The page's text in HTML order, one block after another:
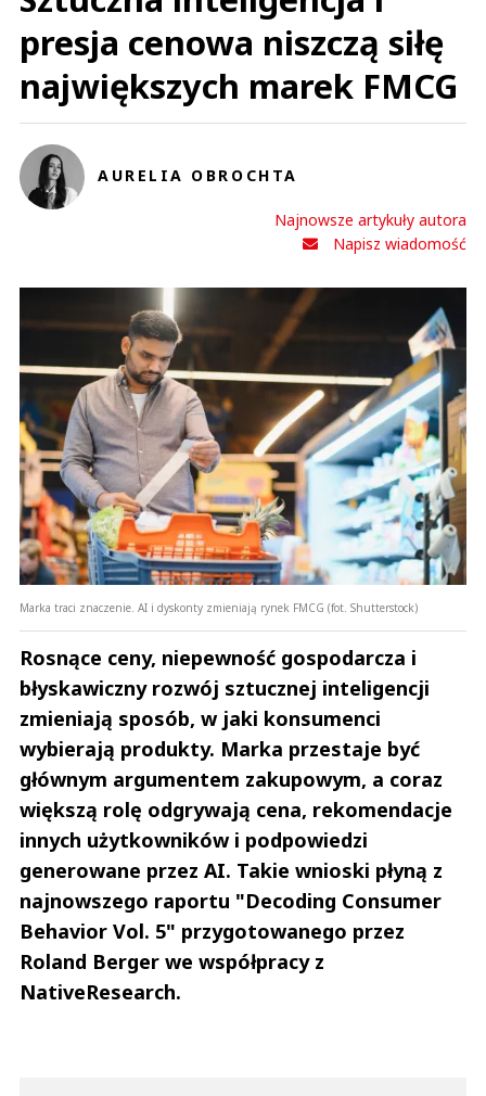
presja cenowa niszczą siłę
największych marek FMCG
AURELIA OBROCHTA
Najnowsze artykuły autora
Napisz wiadomość
Marka traci znaczenie. AI i dyskonty zmieniają rynek FMCG (fot. Shutterstock)
Rosnące ceny, niepewność gospodarcza i
błyskawiczny rozwój sztucznej inteligencji
zmieniają sposób, w jaki konsumenci
wybierają produkty. Marka przestaje być
głównym argumentem zakupowym, a coraz
większą rolę odgrywają cena, rekomendacje
innych użytkowników i podpowiedzi
generowane przez AI. Takie wnioski płyną z
najnowszego raportu "Decoding Consumer
Behavior Vol. 5" przygotowanego przez
Roland Berger we współpracy z
NativeResearch.